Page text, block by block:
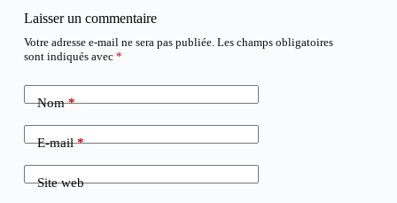
Laisser un commentaire
Votre adresse e-mail ne sera pas publiée. Les champs obligatoires
sont indiqués avec *
Nom*
E-mail*
Site web